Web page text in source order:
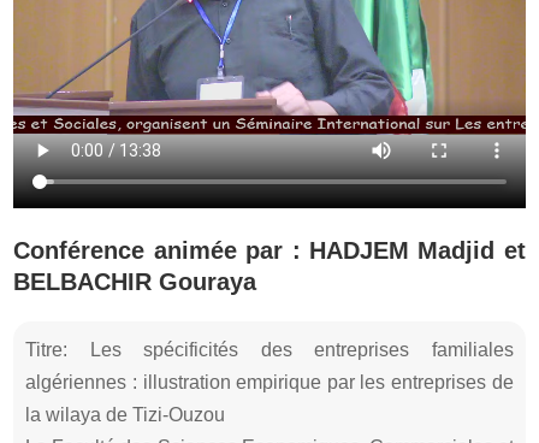
Conférence animée par : HADJEM Madjid et
BELBACHIR Gouraya
Titre: Les spécificités des entreprises familiales
algériennes : illustration empirique par les entreprises de
la wilaya de Tizi-Ouzou